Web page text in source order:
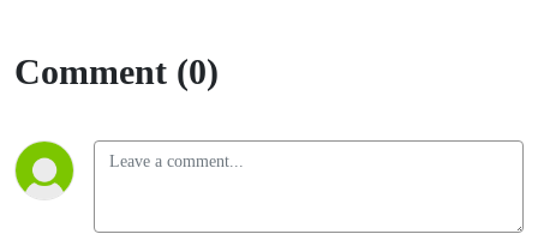
Comment (0)